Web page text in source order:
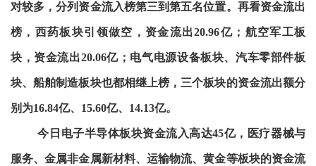
对较多，分列资金流入榜第三到第五名位置。再看资金流出
榜，西药板块引领做空，资金流出20.96亿；航空军工板
块，资金流出20.06亿；电气电源设备板块、汽车零部件板
块、船舶制造板块也都相继上榜，三个板块的资金流出额分
别为16.84亿、15.60亿、14.13亿。
今日电子半导体板块资金流入高达45亿，医疗器械与
服务、金属非金属新材料、运输物流、黄金等板块的资金流